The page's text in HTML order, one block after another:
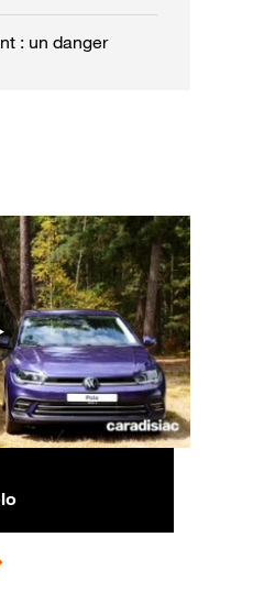
: un danger
accéder à toute l'actualité